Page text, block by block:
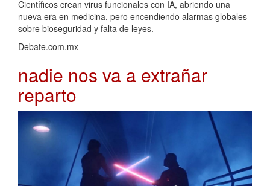
Científicos crean virus funcionales con IA, abriendo una
nueva era en medicina, pero encendiendo alarmas globales
sobre bioseguridad y falta de leyes.
Debate.com.mx
nadie nos va a extrañar
reparto